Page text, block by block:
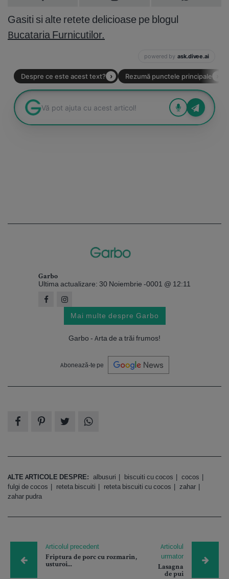
Gasiti si alte retete delicioase pe blogul
Bucataria Furnicutilor.
Garbo
Ultima actualizare: 30 Noiembrie -0001 @ 12:11
Mai multe despre Garbo
Garbo - Arta de a trăi frumos!
Abonează-te pe
ALTE ARTICOLE DESPRE: albusuri biscuiti cu cocos
cocos
fulgi de cocos
reteta biscuiti reteta biscuiti cu cocos
zahar
zahar pudra
Articolul precedent
Friptura de porc cu rozmarin,
usturoi...
Articolul
urmator
Lasagna
de pui